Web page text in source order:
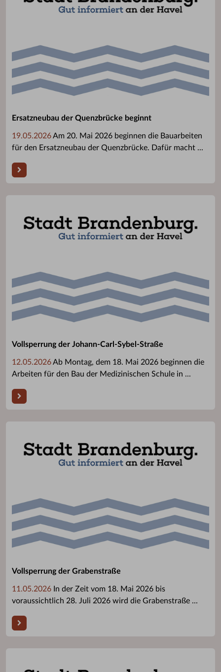
Ersatzneubau der Quenzbrücke beginnt
19.05.2026Am 20. Mai 2026 beginnen die Bauarbeiten
für den Ersatzneubau der Quenzbrücke. Dafür macht ...
Vollsperrung der Johann-Carl-Sybel-Straße
12.05.2026Ab Montag, dem 18. Mai 2026 beginnen die
Arbeiten für den Bau der Medizinischen Schule in ...
Vollsperrung der Grabenstraße
11.05.2026 In der Zeit vom 18. Mai 2026 bis
voraussichtlich 28. Juli 2026 wird die Grabenstraße ...